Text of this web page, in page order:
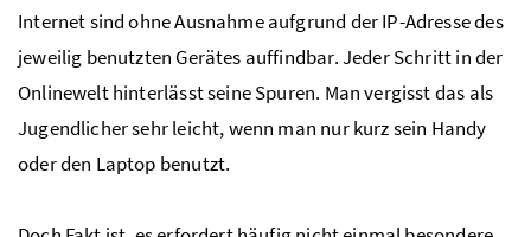
Internet sind ohne Ausnahme aufgrund derIP-Adresse des
jeweilig benutzten Gerätes auffindbar. Jeder Schritt in der
Onlinewelt hinterlässt seine Spuren. Man vergisst das als
Jugendlicher sehr leicht, wenn man nur kurz sein Handy
oder den Laptop benutzt.